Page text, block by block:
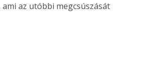
az utóbbi megcsúszását